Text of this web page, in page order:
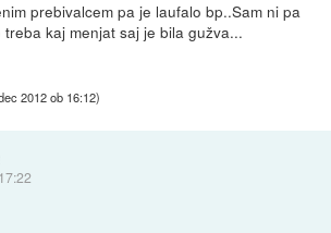
prebivalcem pa je laufalo bp..Sam ni pa
kaj menjat saj je bila gužva...
2012 ob 16:12)